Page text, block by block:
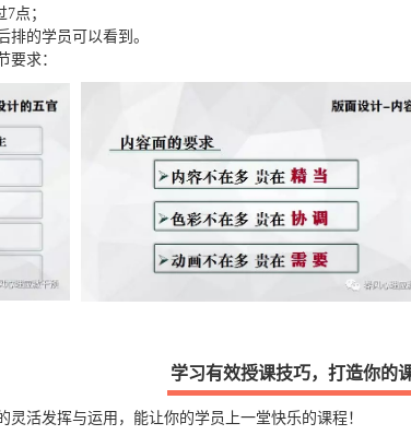
点；
排的学员可以看到。
要求：
学习有效授课技巧，打造你的
活发挥与运用，能让你的学员上一堂快乐的课程！